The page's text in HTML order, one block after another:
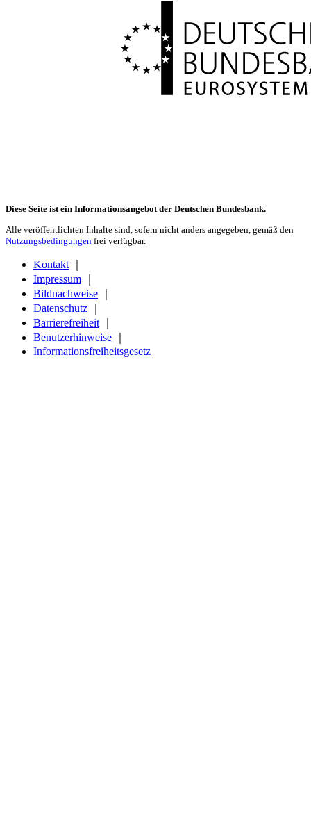
Diese Seite ist ein Informationsangebot der Deutschen Bundesbank.
Alle veröffentlichten Inhalte sind, sofern nicht anders angegeben, gemäß den
Nutzungsbedingungen frei verfügbar.
Kontakt
Impressum
Bildnachweise
Datenschutz
Barrierefreiheit
Benutzerhinweise
Informationsfreiheitsgesetz